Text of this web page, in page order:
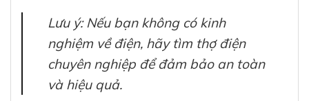
Lưu ý: Nếu bạn không có kinh
nghiệm về điện, hãy tìm thợ điện
chuyên nghiệp để đảm bảo an toàn
và hiệu quả.